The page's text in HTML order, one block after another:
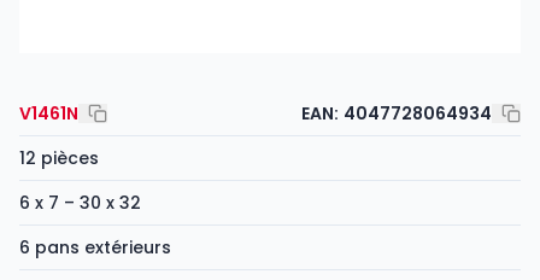
V1461N EAN: 4047728064934
12 pièces
6 x 7 – 30 x 32
6 pans extérieurs